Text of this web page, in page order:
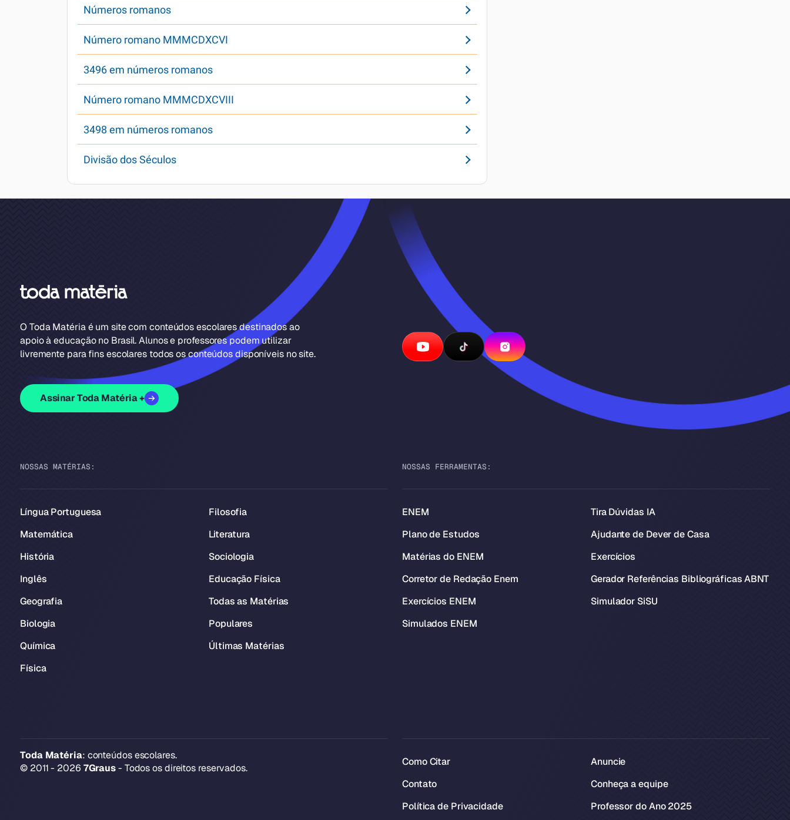
Números romanos
Número romano MMMCDXCVI
3496 em números romanos
Número romano MMMCDXCVIII
3498 em números romanos
Divisão dos Séculos
O Toda Matéria é um site com conteúdos escolares destinados ao
apoio à educação no Brasil. Alunos e professores podem utilizar
livremente para fins escolares todos os conteúdos disponíveis no site.
Assinar Toda Matéria +
NOSSAS MATÉRIAS:
Língua Portuguesa
Matemática
História
Inglês
Geografia
Biologia
Química
Física
Filosofia
Literatura
Sociologia
Educação Física
Todas as Matérias
Populares
Últimas Matérias
NOSSAS FERRAMENTAS:
ENEM
Plano de Estudos
Matérias do ENEM
Corretor de Redação Enem
Exercícios ENEM
Simulados ENEM
Tira Dúvidas IA
Ajudante de Dever de Casa
Exercícios
Gerador Referências Bibliográficas ABNT
Simulador SiSU
Toda Matéria: conteúdos escolares.
© 2011 - 2026 7Graus- Todos os direitos reservados.
Como Citar
Contato
Política de Privacidade
Anuncie
Conheça a equipe
Professor do Ano 2025